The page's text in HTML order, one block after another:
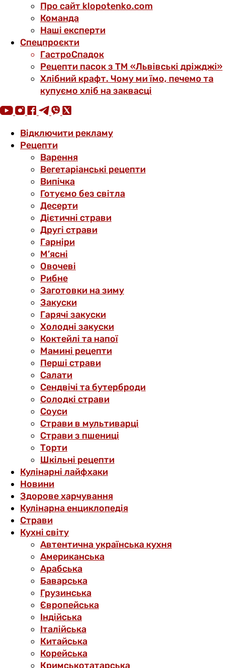
Про сайт klopotenko.com
Команда
Наші експерти
Спецпроєкти
ГастроСпадок
Рецепти пасок з ТМ «Львівські дріжджі»
Хлібний крафт. Чому ми їмо, печемо та
купуємо хліб на заквасці
Відключити рекламу
Рецепти
Варення
Вегетаріанські рецепти
Випічка
Готуємо без світла
Десерти
Дієтичні страви
Другі страви
Гарніри
М’ясні
Овочеві
Рибне
Заготовки на зиму
Закуски
Гарячі закуски
Холодні закуски
Коктейлі та напої
Мамині рецепти
Перші страви
Салати
Сендвічі та бутерброди
Солодкі страви
Соуси
Страви в мультиварці
Страви з пшениці
Торти
Шкільні рецепти
Кулінарні лайфхаки
Новини
Здорове харчування
Кулінарна енциклопедія
Страви
Кухні світу
Автентична українська кухня
Американська
Арабська
Баварська
Грузинська
Європейська
Індійська
Італійська
Китайська
Корейська
Кримськотатарська